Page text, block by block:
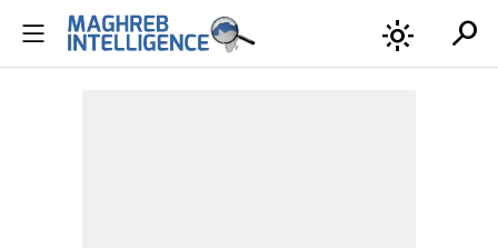
light_mode search